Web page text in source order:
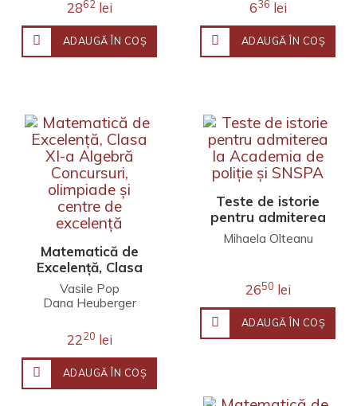
2862lei
ADAUGĂ ÎN COŞ
636 lei
ADAUGĂ ÎN COŞ
Matematică de
Excelență, Clasa
XI-a Algebră
Concursuri,
olimpiade și
centre de
excelență
Vasile Pop
Dana Heuberger
2220 lei
ADAUGĂ ÎN COŞ
Teste de istorie
pentru admiterea
la Academia de
Mihaela Olteanu
2650 lei
ADAUGĂ ÎN COŞ